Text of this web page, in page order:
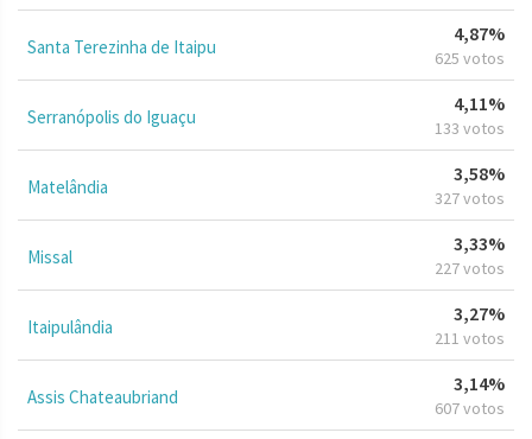
Santa Terezinha de Itaipu
4,87%
625 votos
Serranópolis do Iguaçu
4,11%
133 votos
Matelândia
3,58%
327 votos
Missal
3,33%
227 votos
Itaipulândia
3,27%
211 votos
Assis Chateaubriand
3,14%
607 votos